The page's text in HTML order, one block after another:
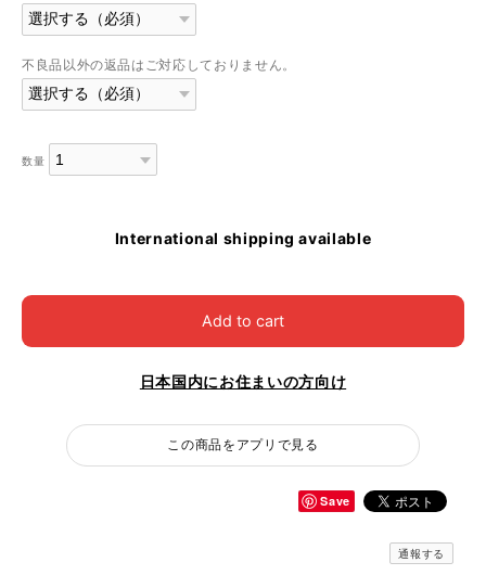
不良品以外の返品はご対応しておりません。
数量
International shipping available
Add to cart
日本国内にお住まいの方向け
この商品をアプリで見る
Save
通報する